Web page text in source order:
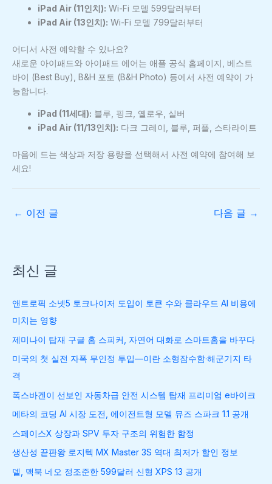
iPad Air (11인치): Wi-Fi 모델 599달러부터
iPad Air (13인치): Wi-Fi 모델 799달러부터
어디서 사전 예약할 수 있나요?
새로운 아이패드와 아이패드 에어는 애플 공식 홈페이지, 베스트
바이 (Best Buy), B&H 포토 (B&H Photo) 등에서 사전 예약이 가
능합니다.
iPad (11세대): 블루, 핑크, 옐로우, 실버
iPad Air (11/13인치): 다크 그레이, 블루, 퍼플, 스타라이트
마음에 드는 색상과 저장 용량을 선택해서 사전 예약에 참여해 보
세요!
← 이전 글 다음 글 →
최신 글
앤트로픽 소넷5 토크나이저 도입이 토큰 수와 클라우드 AI 비용에
미치는 영향
제미나이 탑재 구글 홈 스피커, 자연어 대화로 스마트홈을 바꾸다
미국의 첫 실전 자폭 무인정 투입—이란 소형잠수함·해군기지 타
격
폭스바겐이 선보인 자동차급 안전 시스템 탑재 프리미엄 e바이크
메타의 코딩 AI 시장 도전, 에이전트형 모델 뮤즈 스파크 1.1 공개
스페이스X 상장과 SPV 투자 구조의 위험한 함정
생산성 끝판왕 로지텍 MX Master 3S 역대 최저가 할인 정보
델, 맥북 네오 정조준한 599달러 신형 XPS 13 공개